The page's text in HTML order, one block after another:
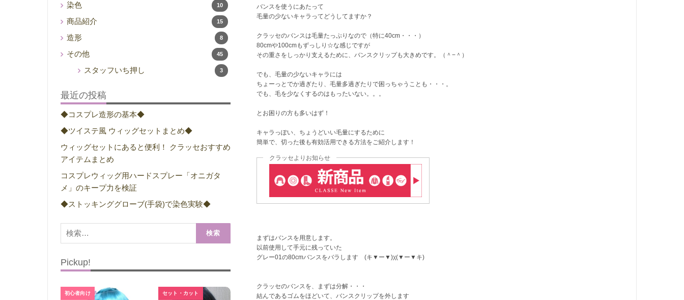
バンスを使うにあたって
毛量の少ないキャラってどうしてますか？
クラッセのバンスは毛量たっぷりなので（特に40cm・・・）
80cmや100cmもずっしり☆な感じですが
その重さをしっかり支えるために、バンスクリップも大きめです。（＾−＾）
でも、毛量の少ないキャラには
ちょーっとでか過ぎたり、毛量多過ぎたりで困っちゃうことも・・・。
でも、毛を少なくするのはもったいない。。。
とお困りの方も多いはず！
キャラっぽい、ちょうどいい毛量にするために
簡単で、切った後も有効活用できる方法をご紹介します！
クラッセよりお知らせ
まずはバンスを用意します。
以前使用して手元に残っていた
グレー01の80cmバンスをバラします (キ▼ー▼)χ(▼ー▼キ)
クラッセのバンスを、まずは分解・・・
結んであるゴムをほどいて、バンスクリップを外します
染色 10
商品紹介 15
造形 8
その他 45
スタッフいち押し 3
最近の投稿
◆コスプレ造形の基本◆
◆ツイステ風 ウィッグセットまとめ◆
ウィッグセットにあると便利！ クラッセおすすめ
アイテムまとめ
コスプレウィッグ用ハードスプレー「オニガタ
メ」のキープ力を検証
◆ストッキンググローブ(手袋)で染色実験◆
索:
Pickup!
初心者向け セット・カット